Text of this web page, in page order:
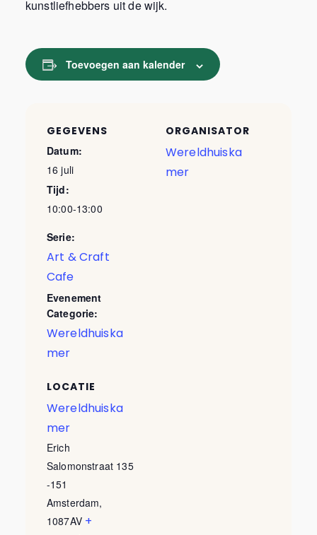
kunstliefhebbers uit de wijk.
Toevoegen aan kalender
GEGEVENS
Datum:
16 juli
Tijd:
10:00-13:00
Serie:
Art & Craft
Cafe
Evenement
Categorie:
Wereldhuiska
mer
LOCATIE
Wereldhuiska
mer
Erich
Salomonstraat 135
-151
Amsterdam,
1087AV +
ORGANISATOR
Wereldhuiska
mer